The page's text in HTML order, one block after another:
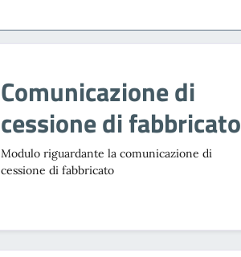
Comunicazione di
cessione di fabbricato
Modulo riguardante la comunicazione di
cessione di fabbricato